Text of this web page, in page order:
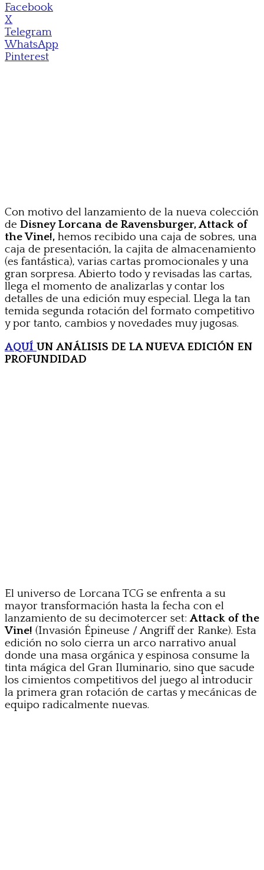
Facebook
X
Telegram
WhatsApp
Pinterest
Con motivo del lanzamiento de la nueva colección
de Disney Lorcana de Ravensburger, Attack of
the Vine!, hemos recibido una caja de sobres, una
caja de presentación, la cajita de almacenamiento
(es fantástica), varias cartas promocionales y una
gran sorpresa. Abierto todo y revisadas las cartas,
llega el momento de analizarlas y contar los
detalles de una edición muy especial. Llega la tan
temida segunda rotación del formato competitivo
y por tanto, cambios y novedades muy jugosas.
AQUÍ UN ANÁLISIS DE LA NUEVA EDICIÓN EN
PROFUNDIDAD
El universo de Lorcana TCG se enfrenta a su
mayor transformación hasta la fecha con el
lanzamiento de su decimotercer set: Attack of the
Vine! (Invasión Épineuse / Angriff der Ranke). Esta
edición no solo cierra un arco narrativo anual
donde una masa orgánica y espinosa consume la
tinta mágica del Gran Iluminario, sino que sacude
los cimientos competitivos del juego al introducir
la primera gran rotación de cartas y mecánicas de
equipo radicalmente nuevas.